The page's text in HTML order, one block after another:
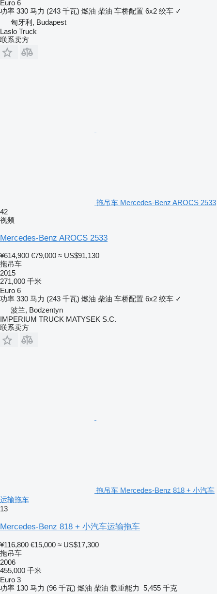
Euro 6
功率 330 马力 (243 千瓦) 燃油 柴油 车桥配置 6x2 绞车 ✓
匈牙利, Budapest
Laslo Truck
联系卖方
拖吊车 Mercedes-Benz AROCS 2533
42
视频
Mercedes-Benz AROCS 2533
¥614,900 €79,000 ≈ US$91,130
拖吊车
2015
271,000 千米
Euro 6
功率 330 马力 (243 千瓦) 燃油 柴油 车桥配置 6x2 绞车 ✓
波兰, Bodzentyn
IMPERIUM TRUCK MATYSEK S.C.
联系卖方
拖吊车 Mercedes-Benz 818 + 小汽车
运输拖车
13
Mercedes-Benz 818 + 小汽车运输拖车
¥116,800 €15,000 ≈ US$17,300
拖吊车
2006
455,000 千米
Euro 3
功率 130 马力 (96 千瓦) 燃油 柴油 载重能力 5,455 千克